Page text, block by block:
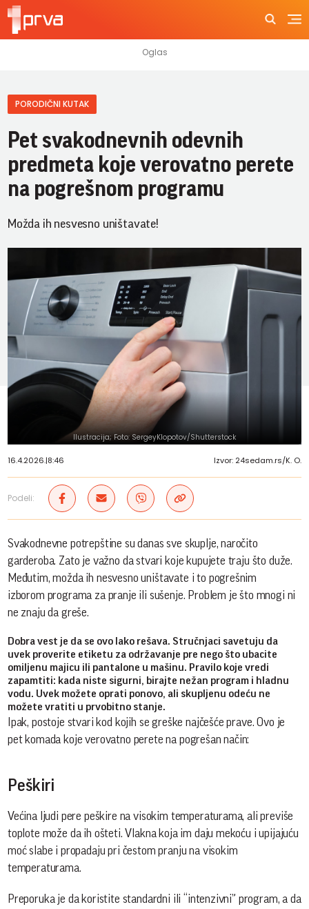
PORODIČNI KUTAK
Pet svakodnevnih odevnih
predmeta koje verovatno perete
na pogrešnom programu
Možda ih nesvesno uništavate!
Ilustracija; Foto: SergeyKlopotov/Shutterstock
16.4.2026.|8:46 Izvor: 24sedam.rs/K. O.
Podeli:
Svakodnevne potrepštine su danas sve skuplje, naročito
garderoba. Zato je važno da stvari koje kupujete traju što duže.
Međutim, možda ih nesvesno uništavate i to pogrešnim
izborom programa za pranje ili sušenje. Problem je što mnogi ni
ne znaju da greše.
Dobra vest je da se ovo lako rešava. Stručnjaci savetuju da
uvek proverite etiketu za održavanje pre nego što ubacite
omiljenu majicu ili pantalone u mašinu. Pravilo koje vredi
zapamtiti: kada niste sigurni, birajte nežan program i hladnu
vodu. Uvek možete oprati ponovo, ali skupljenu odeću ne
možete vratiti u prvobitno stanje.
Ipak, postoje stvari kod kojih se greške najčešće prave. Ovo je
pet komada koje verovatno perete na pogrešan način:
Peškiri
Većina ljudi pere peškire na visokim temperaturama, ali previše
toplote može da ih ošteti. Vlakna koja im daju mekoću i upijajuću
moć slabe i propadaju pri čestom pranju na visokim
temperaturama.
Preporuka je da koristite standardni ili “intenzivni” program, a da